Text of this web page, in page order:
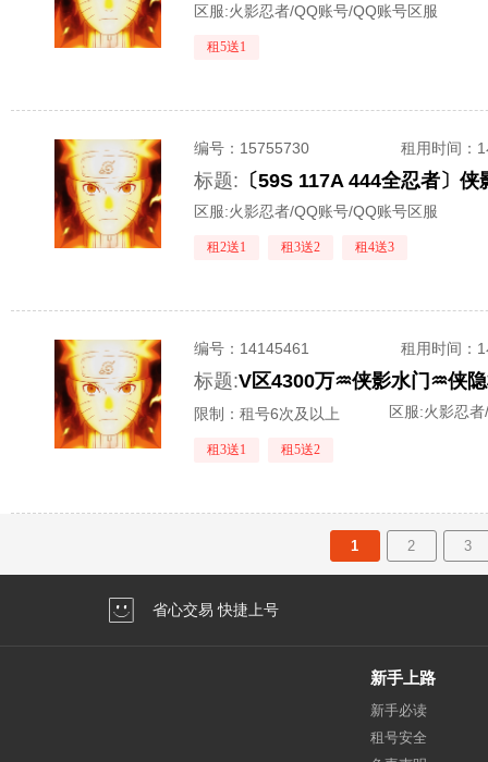
区服:火影忍者/QQ账号/QQ账号区服
租5送1
编号： 15755730 租用时间 ：
标题:
区服:火影忍者/QQ账号/QQ账号区服
租2送1 租3送2 租4送3
编号： 14145461 租用时间 ：
标题:V区4300万♒侠影水门♒侠
限制：租号6次及以上 区服:火影忍
租3送1 租5送2
1 2 3
省心交易 快捷上号
新手上路
新手必读
租号安全